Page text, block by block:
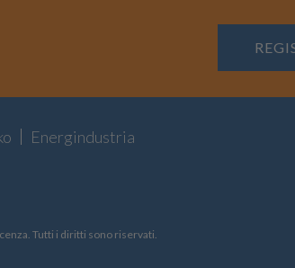
Energindustria
Tutti i diritti sono riservati.